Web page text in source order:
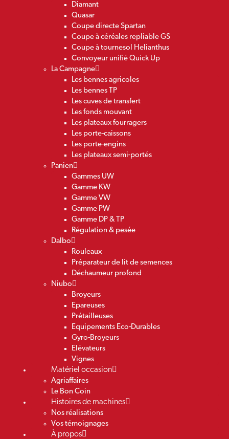
Diamant
Quasar
Coupe directe Spartan
Coupe à céréales repliable GS
Coupe à tournesol Helianthus
Convoyeur unifié Quick Up
La Campagne
Les bennes agricoles
Les bennes TP
Les cuves de transfert
Les fonds mouvant
Les plateaux fourragers
Les porte-caissons
Les porte-engins
Les plateaux semi-portés
Panien
Gammes UW
Gamme KW
Gamme VW
Gamme PW
Gamme DP & TP
Régulation & pesée
Dalbo
Rouleaux
Préparateur de lit de semences
Déchaumeur profond
Niubo
Broyeurs
Epareuses
Prétailleuses
Equipements Eco-Durables
Gyro-Broyeurs
Elévateurs
Vignes
Matériel occasion
Agriaffaires
Le Bon Coin
Histoires de machines
Nos réalisations
Vos témoignages
À propos